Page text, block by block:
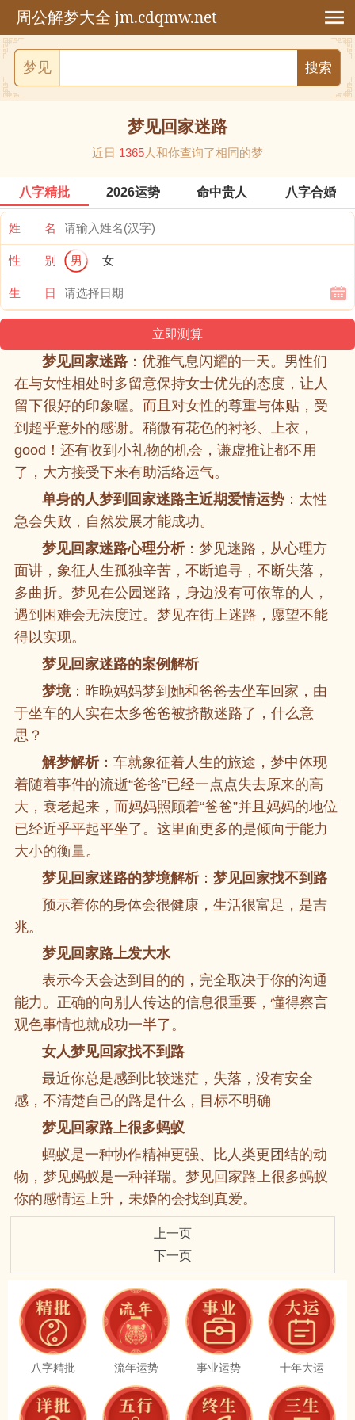
周公解梦大全 jm.cdqmw.net
梦见
梦见回家迷路
近日 1365人和你查询了相同的梦
八字精批 2026运势 命中贵人 八字合婚
姓 名
性 别 男 女
生 日
梦见回家迷路 ：优雅气息闪耀的一天。男性们
在与女性相处时多留意保持女士优先的态度，让人
留下很好的印象喔。而且对女性的尊重与体贴，受
到超乎意外的感谢。稍微有花色的衬衫、上衣，
good！还有收到小礼物的机会，谦虚推让都不用
了，大方接受下来有助活络运气。
单身的人梦到回家迷路主近期爱情运势 ：太性
急会失败，自然发展才能成功。
梦见回家迷路心理分析：梦见迷路，从心理方
面讲，象征人生孤独辛苦，不断追寻，不断失落，
多曲折。梦见在公园迷路，身边没有可依靠的人，
遇到困难会无法度过。梦见在街上迷路，愿望不能
得以实现。
梦见回家迷路的案例解析
梦境：昨晚妈妈梦到她和爸爸去坐车回家，由
于坐车的人实在太多爸爸被挤散迷路了，什么意
思？
解梦解析：车就象征着人生的旅途，梦中体现
着随着事件的流逝“爸爸”已经一点点失去原来的高
大，衰老起来，而妈妈照顾着“爸爸”并且妈妈的地位
已经近乎平起平坐了。这里面更多的是倾向于能力
大小的衡量。
梦见回家迷路的梦境解析：梦见回家找不到路
预示着你的身体会很健康，生活很富足，是吉
兆。
梦见回家路上发大水
表示今天会达到目的的，完全取决于你的沟通
能力。正确的向别人传达的信息很重要，懂得察言
观色事情也就成功一半了。
女人梦见回家找不到路
最近你总是感到比较迷茫，失落，没有安全
感，不清楚自己的路是什么，目标不明确
梦见回家路上很多蚂蚁
蚂蚁是一种协作精神更强、比人类更团结的动
物，梦见蚂蚁是一种祥瑞。梦见回家路上很多蚂蚁
你的感情运上升，未婚的会找到真爱。
上一页
下一页
八字精批 流年运势 事业运势 十年大运